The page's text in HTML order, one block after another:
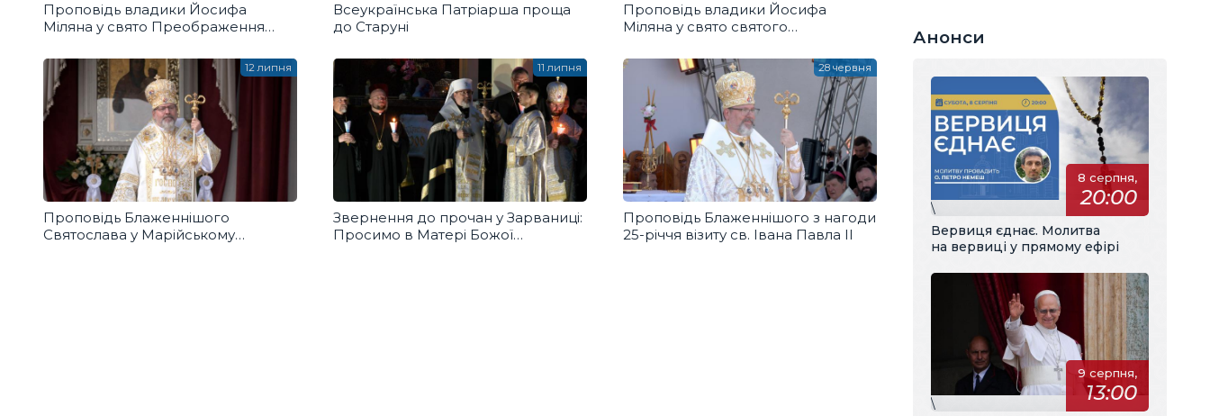
Проповідь владики Йосифа
Міляна у свято Преображення
Всеукраїнська Патріарша проща
до Старуні
Проповідь владики Йосифа
Міляна у свято святого
Проповідь Блаженнішого
Святослава у Марійському
12 липня
Звернення до прочан у Зарваниці:
Просимо в Матері Божої
11 липня
Проповідь Блаженнішого з нагоди
25-річчя візиту св. Івана Павла ІІ
28 червня
Анонси
8 серпня,
20:00
\
Вервиця єднає. Молитва
на вервиці у прямому ефірі
9 серпня,
13:00
\